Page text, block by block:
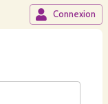
Connexion